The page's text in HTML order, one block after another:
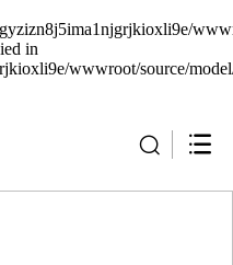
in
wwwroot/source/